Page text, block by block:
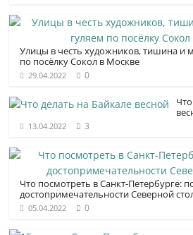
Улицы в честь художников, тишина и
по посёлку Сокол в Москве
29.04.2022 0
13.04.2022 3
Что посмотреть в Санкт-Петербурге:
достопримечательности Северной
05.04.2022 0